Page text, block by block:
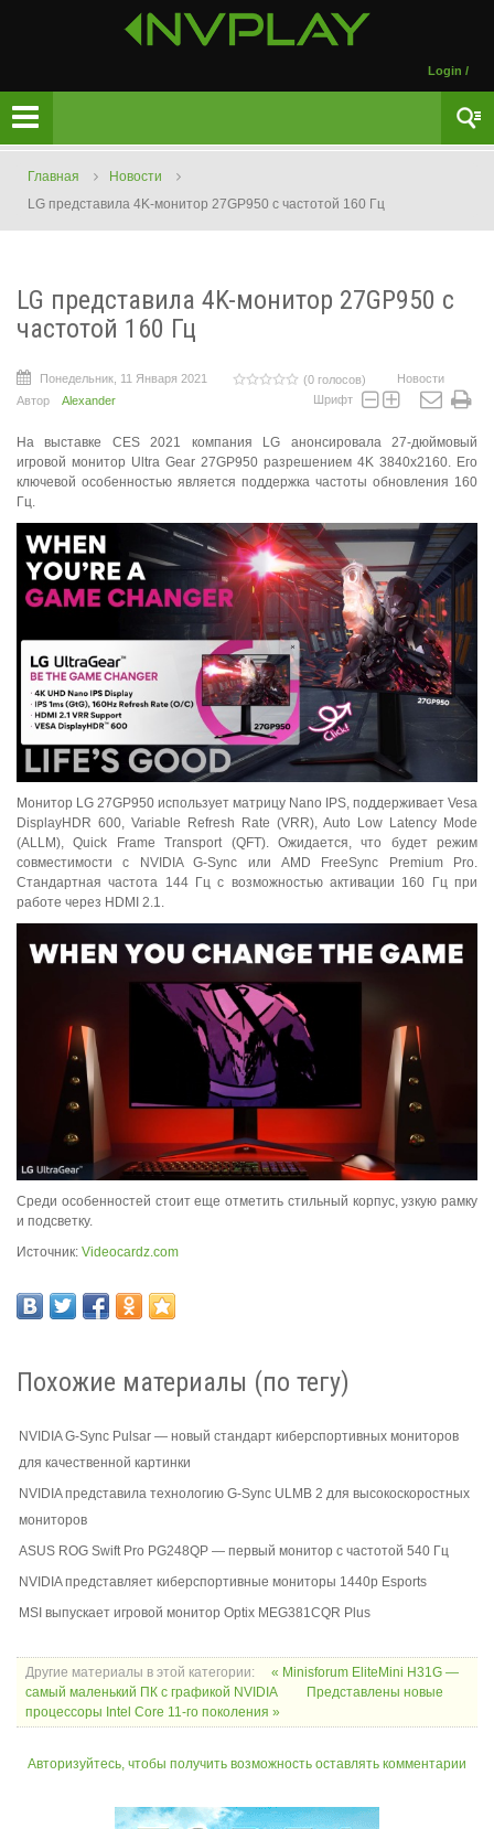
Login /
Главная
Новости
LG представила 4K-монитор 27GP950 с частотой 160 Гц
LG представила 4K-монитор 27GP950 с
частотой 160 Гц
Понедельник, 11 Января 2021 (0 голосов)
Новости
Автор
Alexander Шрифт
На выставке CES 2021 компания LG анонсировала 27-дюймовый
игровой монитор Ultra Gear 27GP950 разрешением 4K 3840x2160. Его
ключевой особенностью является поддержка частоты обновления 160
Гц.
Монитор LG 27GP950 использует матрицу Nano IPS, поддерживает Vesa
DisplayHDR 600, Variable Refresh Rate (VRR), Auto Low Latency Mode
(ALLM), Quick Frame Transport (QFT). Ожидается, что будет режим
совместимости с NVIDIA G-Sync или AMD FreeSync Premium Pro.
Стандартная частота 144 Гц с возможностью активации 160 Гц при
работе через HDMI 2.1.
Среди особенностей стоит еще отметить стильный корпус, узкую рамку
и подсветку.
Источник: Videocardz.com
Похожие материалы (по тегу)
NVIDIA G-Sync Pulsar — новый стандарт киберспортивных мониторов
для качественной картинки
NVIDIA представила технологию G-Sync ULMB 2 для высокоскоростных
мониторов
ASUS ROG Swift Pro PG248QP — первый монитор с частотой 540 Гц
NVIDIA представляет киберспортивные мониторы 1440p Esports
MSI выпускает игровой монитор Optix MEG381CQR Plus
Другие материалы в этой категории:
« Minisforum EliteMini H31G —
самый маленький ПК с графикой NVIDIA
Представлены новые
процессоры Intel Core 11-го поколения »
Авторизуйтесь, чтобы получить возможность оставлять комментарии